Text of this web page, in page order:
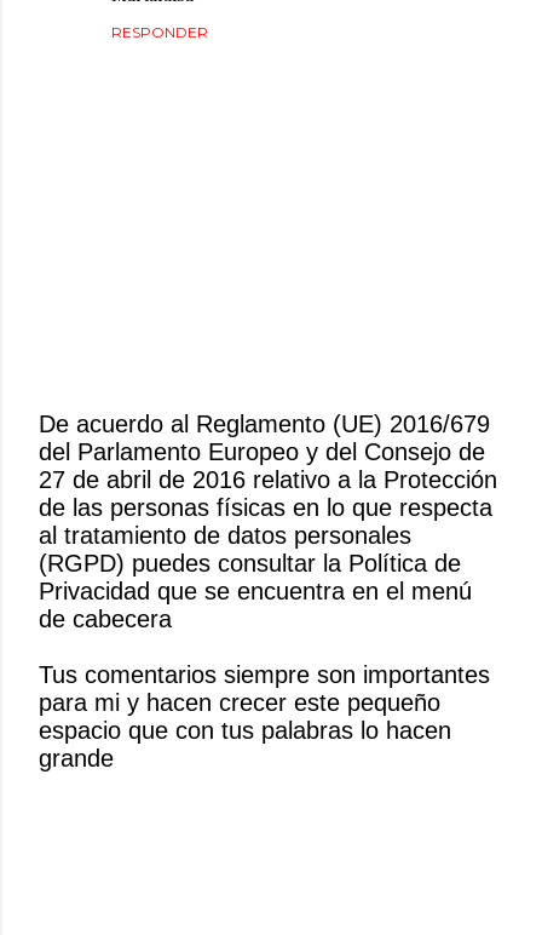
RESPONDER
P
u
b
l
i
c
a
u
n
c
o
De acuerdo al Reglamento (UE) 2016/679
del Parlamento Europeo y del Consejo de
27 de abril de 2016 relativo a la Protección
de las personas físicas en lo que respecta
al tratamiento de datos personales
(RGPD) puedes consultar la Política de
Privacidad que se encuentra en el menú
de cabecera
Tus comentarios siempre son importantes
para mi y hacen crecer este pequeño
espacio que con tus palabras lo hacen
grande